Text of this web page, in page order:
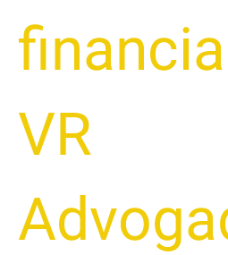
VR